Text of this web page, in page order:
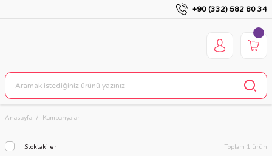
+90 (332) 582 80 34
Anasayfa Kampanyalar
Stoktakiler Toplam 1 ürün